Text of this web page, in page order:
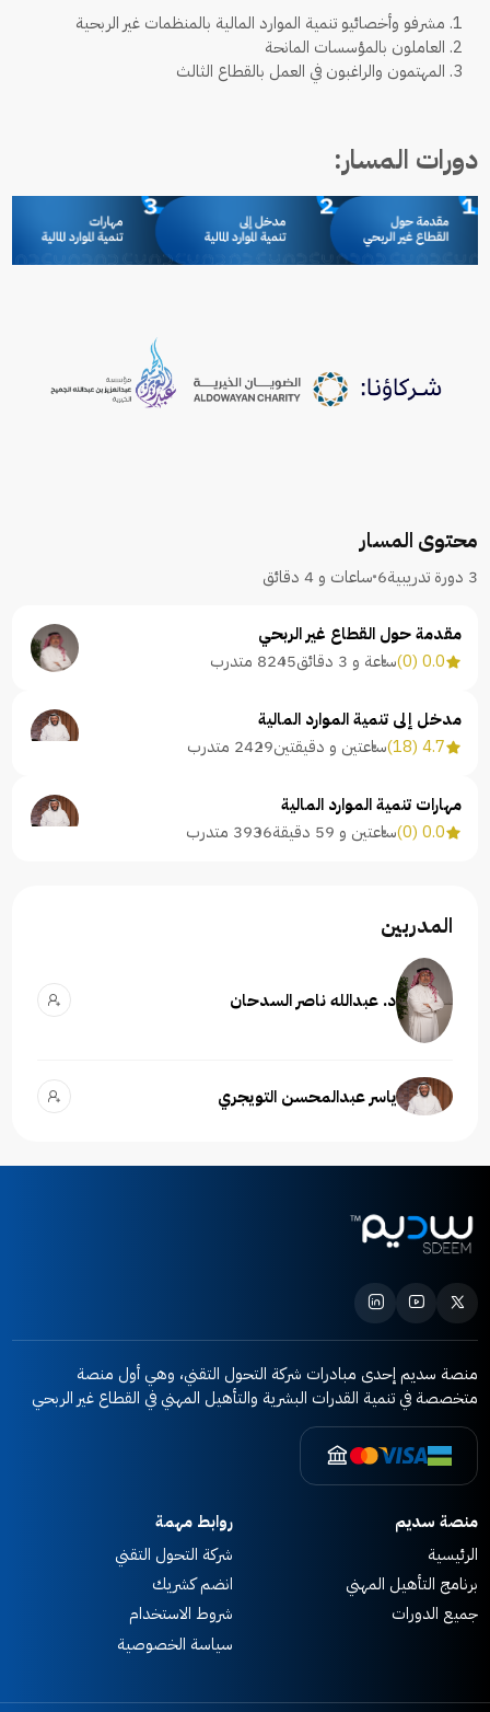
مشرفو وأخصائيو تنمية الموارد المالية بالمنظمات غير الربحية
العاملون بالمؤسسات المانحة
المهتمون والراغبون في العمل بالقطاع الثالث
دورات المسار:
محتوى المسار
3 دورة تدريبية 6 ساعات و 4 دقائق
مقدمة حول القطاع غير الربحي
0.0 (0)
ساعة و 3 دقائق 8245 متدرب
مدخل إلى تنمية الموارد المالية
4.7 (18)
ساعتين و دقيقتين2429 متدرب
مهارات تنمية الموارد المالية
0.0 (0)
ساعتين و 59 دقيقة 3936 متدرب
المدربين
د. عبدالله ناصر السدحان
ياسر عبدالمحسن التويجري
منصة سديم إحدى مبادرات شركة التحول التقني، وهي أول منصة
متخصصة في تنمية القدرات البشرية والتأهيل المهني في القطاع غير الربحي
منصة سديم
الرئيسية
برنامج التأهيل المهني
⁠جميع الدورات
روابط مهمة
شركة التحول التقني
انضم كشريك
شروط الاستخدام
سياسة الخصوصية